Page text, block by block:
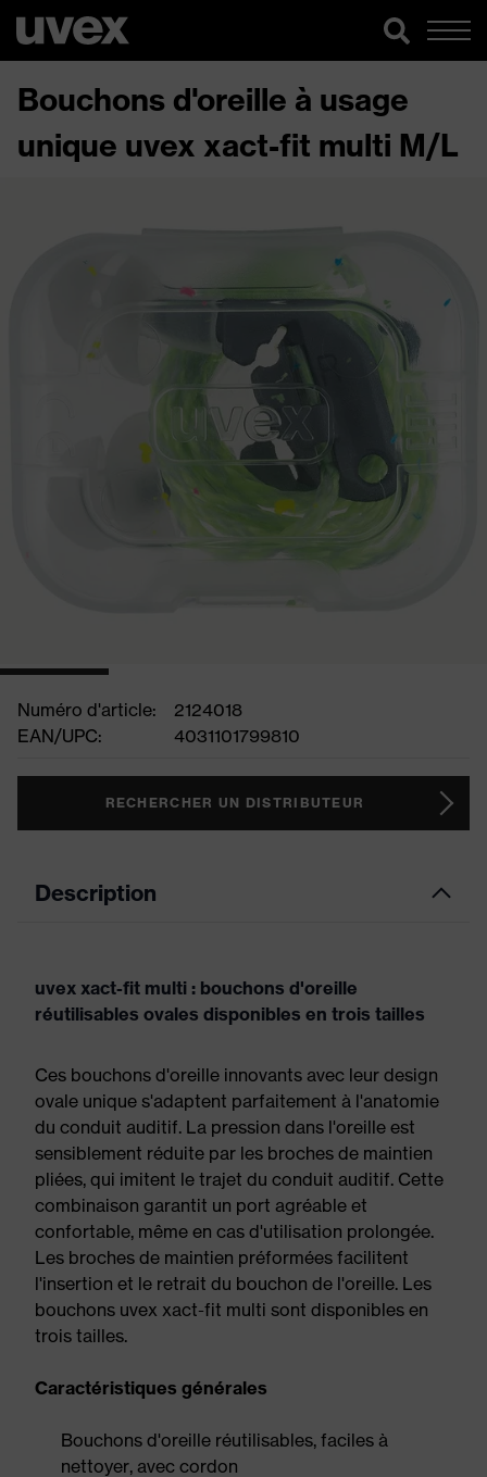
Bouchons d'oreille à usage
unique uvex xact-fit multi M/L
Numéro d'article:
2124018
EAN/UPC:
4031101799810
RECHERCHER UN DISTRIBUTEUR
Description
uvex xact-fit multi : bouchons d'oreille
réutilisables ovales disponibles en trois tailles
Ces bouchons d'oreille innovants avec leur design
ovale unique s'adaptent parfaitement à l'anatomie
du conduit auditif. La pression dans l'oreille est
sensiblement réduite par les broches de maintien
pliées, qui imitent le trajet du conduit auditif. Cette
combinaison garantit un port agréable et
confortable, même en cas d'utilisation prolongée.
Les broches de maintien préformées facilitent
l'insertion et le retrait du bouchon de l'oreille. Les
bouchons uvex xact-fit multi sont disponibles en
trois tailles.
Caractéristiques générales
Bouchons d'oreille réutilisables, faciles à
nettoyer, avec cordon